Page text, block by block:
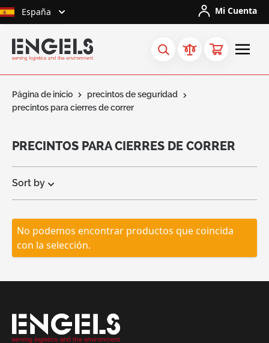
Ir al contenido
España Mi Cuenta
Página de inicio
precintos de seguridad
precintos para cierres de correr
PRECINTOS PARA CIERRES DE CORRER
Sort by
Solicitar
una
No podemos encontrar productos que coincida
con la selección.